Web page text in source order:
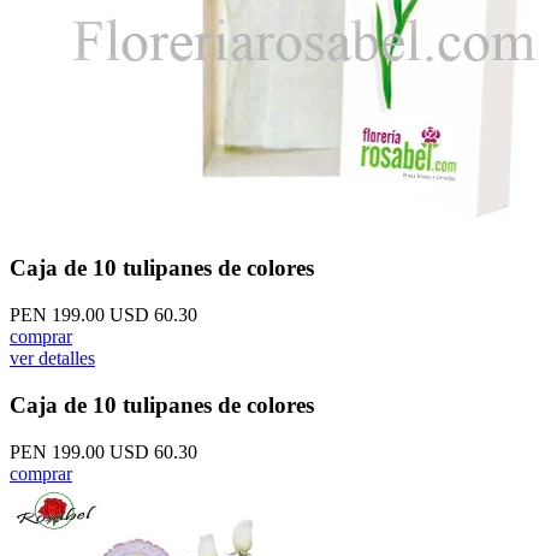
Caja de 10 tulipanes de colores
PEN 199.00 USD 60.30
comprar
ver detalles
Caja de 10 tulipanes de colores
PEN 199.00 USD 60.30
comprar